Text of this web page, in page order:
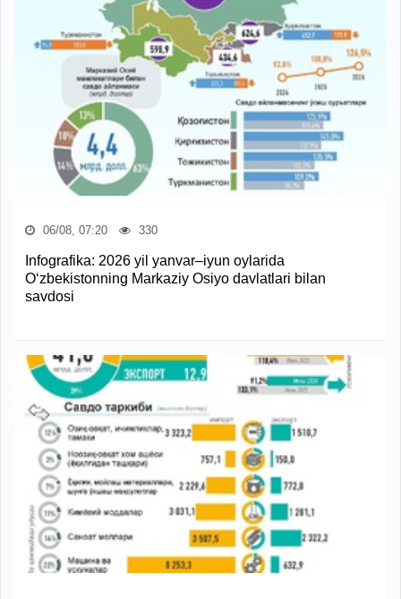
06/08, 07:20 330
Infografika: 2026 yil yanvar–iyun oylarida
O‘zbekistonning Markaziy Osiyo davlatlari bilan
savdosi